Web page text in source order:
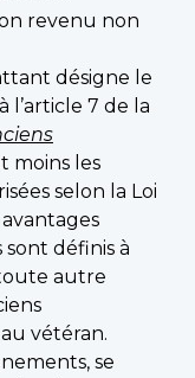
revenu non
désigne le
l’article 7 de la
moins les
selon la Loi
sont définis à
autre
vétéran.
se